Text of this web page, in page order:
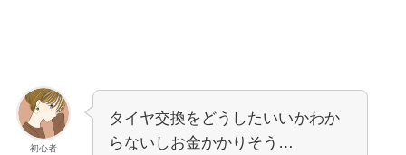
初心者
タイヤ交換をどうしたいいかわか
らないしお金かかりそう…